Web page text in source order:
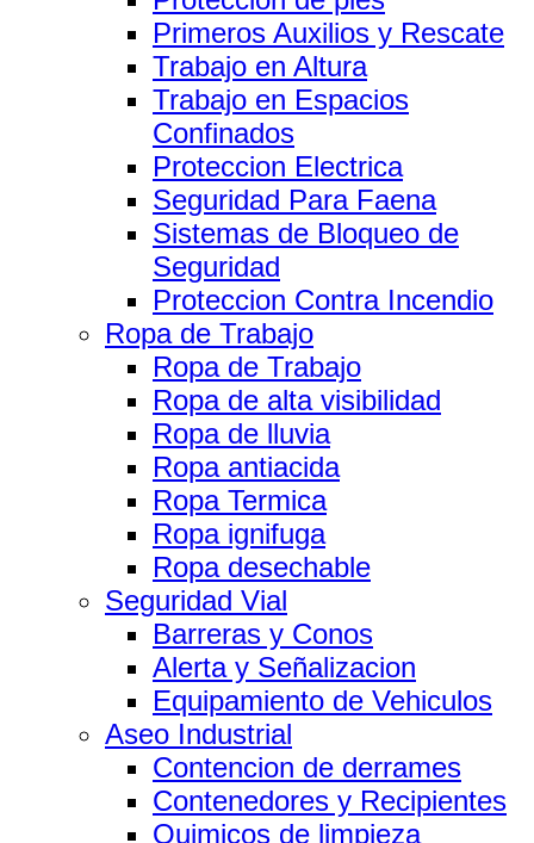
Primeros Auxilios y Rescate
Trabajo en Altura
Trabajo en Espacios
Confinados
Proteccion Electrica
Seguridad Para Faena
Sistemas de Bloqueo de
Seguridad
Proteccion Contra Incendio
Ropa de Trabajo
Ropa de Trabajo
Ropa de alta visibilidad
Ropa de lluvia
Ropa antiacida
Ropa Termica
Ropa ignifuga
Ropa desechable
Seguridad Vial
Barreras y Conos
Alerta y Señalizacion
Equipamiento de Vehiculos
Aseo Industrial
Contencion de derrames
Contenedores y Recipientes
Quimicos de limpieza